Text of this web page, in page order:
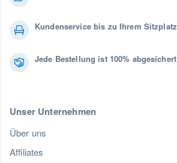
Kundenservice bis zu Ihrem Sitzplatz
Jede Bestellung ist 100% abgesichert
Unser Unternehmen
Über uns
Affiliates